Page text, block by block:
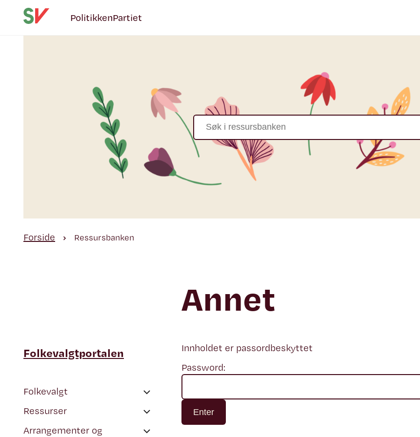
PolitikkenPartiet
Forside Ressursbanken
Annet
Folkevalgtportalen
Folkevalgt
Tips til folkevalgte
Å sitte i et kommunestyre
Ressurser
Høringer
Arrangementer og
Innholdet er passordbeskyttet
Password: